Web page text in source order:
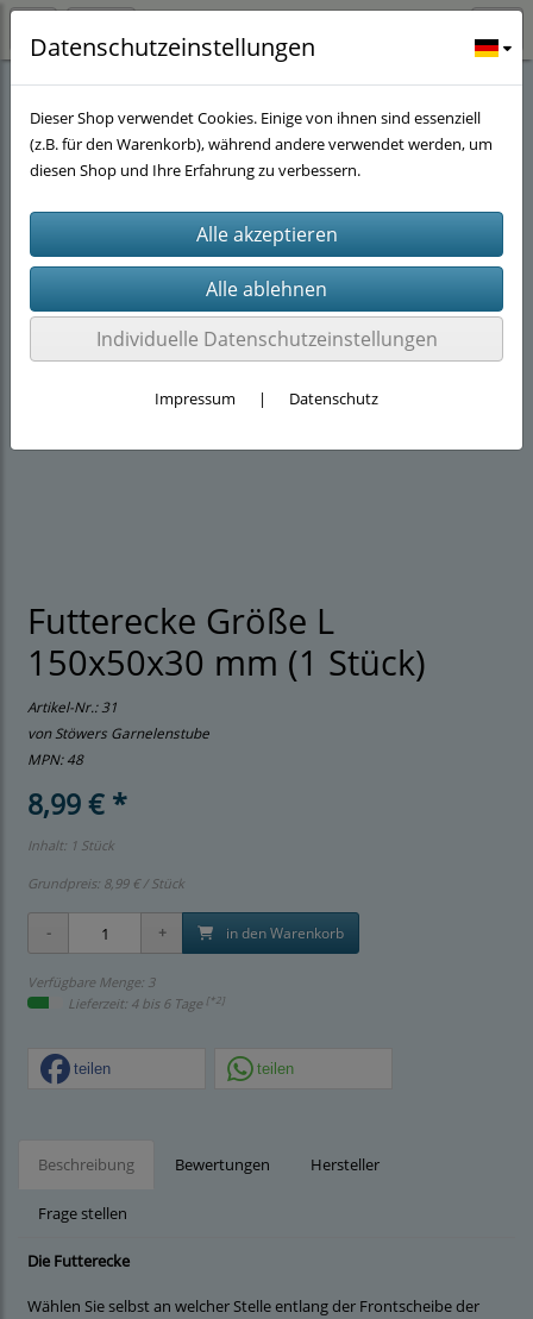
Abverkauf(14)
Futterecke Größe L
150x50x30 mm (1 Stück)
Artikel-Nr.:31
von Stöwers Garnelenstube
MPN: 48
8,99 € *
Inhalt: 1 Stück
Grundpreis: 8,99 € / Stück
in den Warenkorb
Verfügbare Menge: 3
Lieferzeit: 4 bis 6 Tage [*2]
teilen teilen
Beschreibung Bewertungen Hersteller
Frage stellen
Die Futterecke
Wählen Sie selbst an welcher Stelle entlang der Frontscheibe der
Datenschutzeinstellungen
Dieser Shop verwendet Cookies. Einige von ihnen sind essenziell
(z.B. für den Warenkorb), während andere verwendet werden, um
diesen Shop und Ihre Erfahrung zu verbessern.
Individuelle Datenschutzeinstellungen
Impressum | Datenschutz